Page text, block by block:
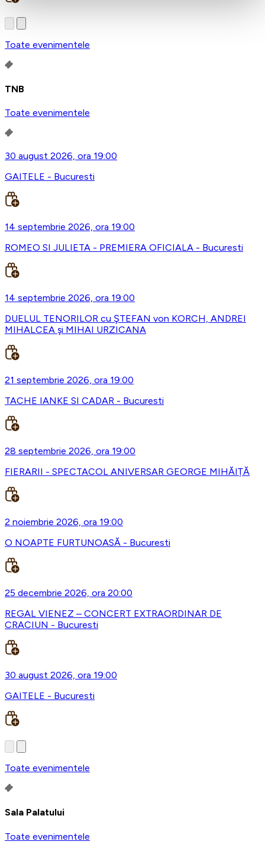
Toate evenimentele
TNB
Toate evenimentele
30 august 2026, ora 19:00
GAITELE - Bucuresti
14 septembrie 2026, ora 19:00
ROMEO SI JULIETA - PREMIERA OFICIALA - Bucuresti
14 septembrie 2026, ora 19:00
DUELUL TENORILOR cu ŞTEFAN von KORCH, ANDREI
MIHALCEA şi MIHAI URZICANA
21 septembrie 2026, ora 19:00
TACHE IANKE SI CADAR - Bucuresti
28 septembrie 2026, ora 19:00
FIERARII - SPECTACOL ANIVERSAR GEORGE MIHĂIȚĂ
2 noiembrie 2026, ora 19:00
O NOAPTE FURTUNOASĂ - Bucuresti
25 decembrie 2026, ora 20:00
REGAL VIENEZ – CONCERT EXTRAORDINAR DE
CRACIUN - Bucuresti
30 august 2026, ora 19:00
GAITELE - Bucuresti
Toate evenimentele
Sala Palatului
Toate evenimentele